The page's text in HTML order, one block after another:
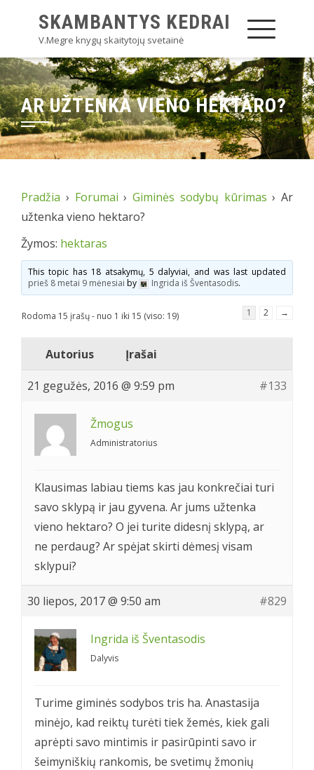
SKAMBANTYS KEDRAI
V.Megre knygų skaitytojų svetainė
AR UŽTENKA VIENO HEKTARO?
Pradžia › Forumai › Giminės sodybų kūrimas › Ar
užtenka vieno hektaro?
Žymos: hektaras
This topic has 18 atsakymų, 5 dalyviai, and was last updated
prieš 8 metai 9 mėnesiai by Ingrida iš Šventasodis.
Rodoma 15 įrašų - nuo 1 iki 15 (viso: 19) 1 2 →
Autorius Įrašai
21 gegužės, 2016 @ 9:59 pm #133
Žmogus
Administratorius
Klausimas labiau tiems kas jau konkrečiai turi
savo sklypą ir jau gyvena. Ar jums užtenka
vieno hektaro? O jei turite didesnį sklypą, ar
ne perdaug? Ar spėjat skirti dėmesį visam
sklypui?
30 liepos, 2017 @ 9:50 am #829
Ingrida iš Šventasodis
Dalyvis
Turime giminės sodybos tris ha. Anastasija
minėjo, kad reiktų turėti tiek žemės, kiek gali
aprėpti savo mintimis ir pasirūpinti savo ir
šeimyniškių rankomis, be svetimų žmonių